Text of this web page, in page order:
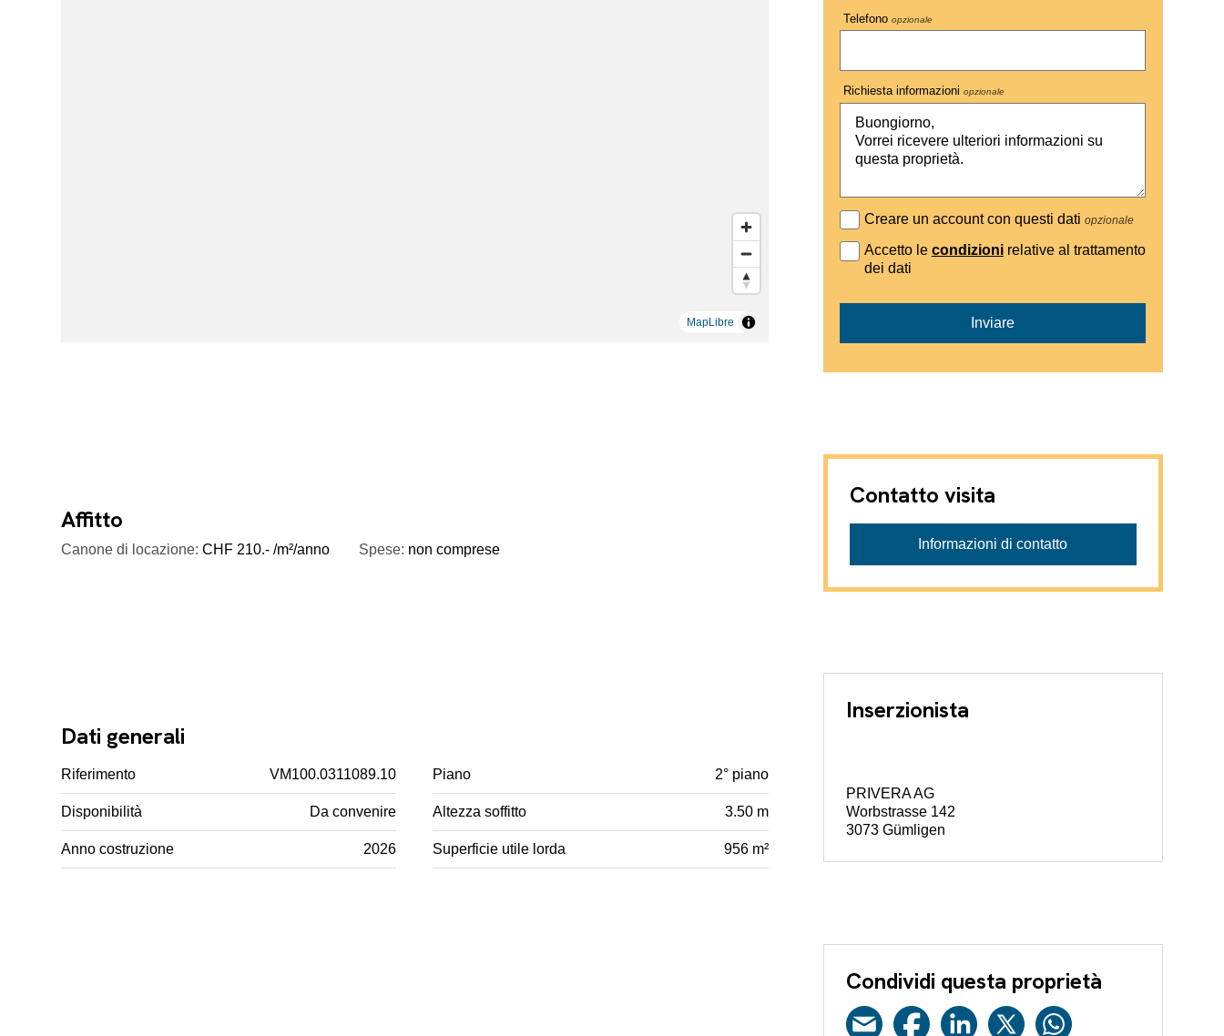
MapLibre
Affitto
Canone di locazione: CHF 210.- /m²/anno Spese: non comprese
Dati generali
Riferimento VM100.0311089.10
Disponibilità Da convenire
Anno costruzione 2026
Piano 2° piano
Altezza soffitto 3.50 m
Superficie utile lorda 956 m²
Telefonoopzionale
Richiesta informazioniopzionale
Creare un account con questi dati opzionale
Accetto le condizionirelative al trattamento
dei dati
Inviare
Contatto visita
Informazioni di contatto
Inserzionista
PRIVERA AG
Worbstrasse 142
3073 Gümligen
Condividi questa proprietà